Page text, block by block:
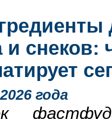
снеков:
года